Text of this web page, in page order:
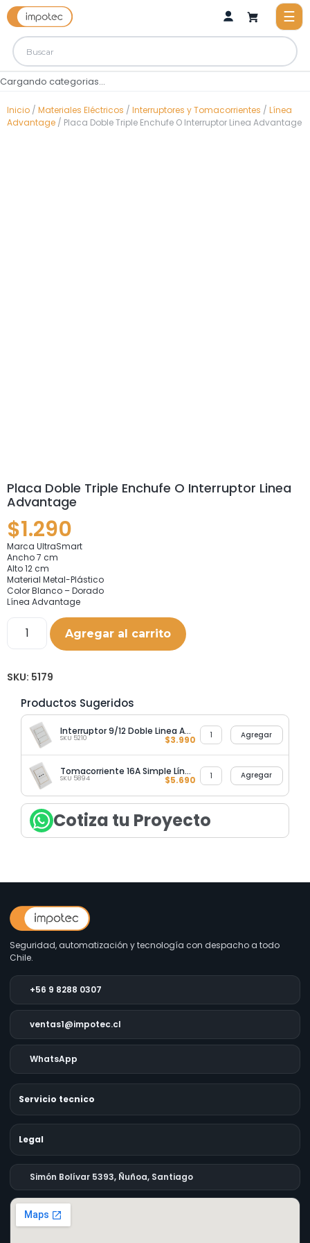
Cargando categorias...
Inicio / Materiales Eléctricos / Interruptores y Tomacorrientes / Línea
Advantage / Placa Doble Triple Enchufe O Interruptor Linea Advantage
Placa Doble Triple Enchufe O Interruptor Linea
Advantage
$1.290
Marca UltraSmart
Ancho 7 cm
Alto 12 cm
Material Metal-Plástico
Color Blanco – Dorado
Línea Advantage
Agregar al carrito
SKU: 5179
Productos Sugeridos
Interruptor 9/12 Doble Linea Advantage
SKU 5210 $3.990 Agregar
Tomacorriente 16A Simple Línea Advantage
SKU 5894 $5.690 Agregar
Cotiza tu Proyecto
Seguridad, automatización y tecnología con despacho a todo
Chile.
+56 9 8288 0307
ventas1@impotec.cl
WhatsApp
Servicio tecnico
Legal
Simón Bolívar 5393, Ñuñoa, Santiago